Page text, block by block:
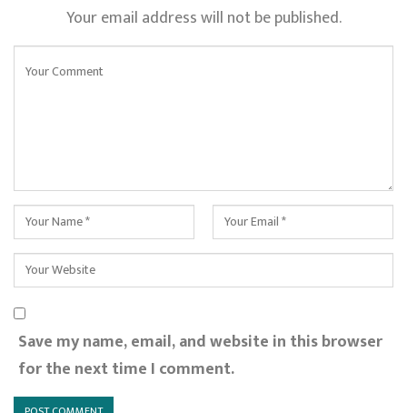
Your email address will not be published.
Save my name, email, and website in this browser
for the next time I comment.